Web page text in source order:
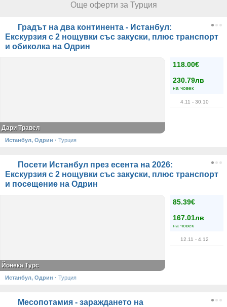
Още оферти за Турция
Градът на два континента - Истанбул:
Екскурзия с 2 нощувки със закуски, плюс транспорт
и обиколка на Одрин
118.00€
230.79лв
на човек
4.11 - 30.10
Дари Травел
Истанбул, Одрин · Турция
Посети Истанбул през есента на 2026:
Екскурзия с 2 нощувки със закуски, плюс транспорт
и посещение на Одрин
85.39€
167.01лв
на човек
12.11 - 4.12
Йонека Турс
Истанбул, Одрин · Турция
Месопотамия - зараждането на